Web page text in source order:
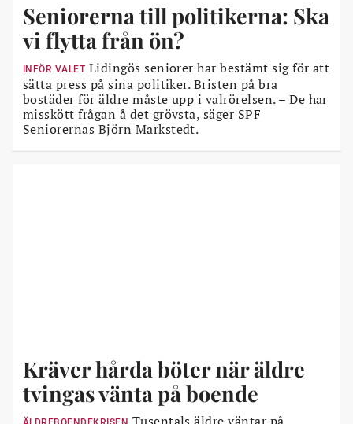
Seniorerna till politikerna: Ska
vi flytta från ön?
INFÖR VALET Lidingös seniorer har bestämt sig för att
sätta press på sina politiker. Bristen på bra
bostäder för äldre måste upp i valrörelsen. – De har
misskött frågan å det grövsta, säger SPF
Seniorernas Björn Markstedt.
Kräver hårda böter när äldre
tvingas vänta på boende